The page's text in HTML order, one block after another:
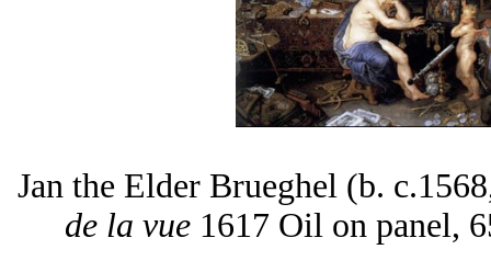
Jan the Elder Brueghel (b.
de la vue 1617 Oil on panel,